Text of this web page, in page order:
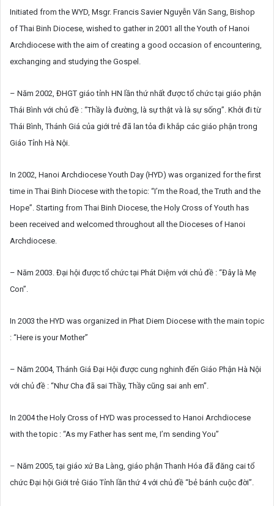
Initiated from the WYD, Msgr. Francis Savier Nguyễn Văn Sang, Bishop
of Thai Binh Diocese, wished to gather in 2001 all the Youth of Hanoi
Archdiocese with the aim of creating a good occasion of encountering,
exchanging and studying the Gospel.
– Năm 2002, ĐHGT giáo tỉnh HN lần thứ nhất được tổ chức tại giáo phận
Thái Bình với chủ đề : “Thầy là đường, là sự thật và là sự sống”. Khởi đi từ
Thái Bình, Thánh Giá của giới trẻ đã lan tỏa đi khắp các giáo phận trong
Giáo Tỉnh Hà Nội.
In 2002, Hanoi Archdiocese Youth Day (HYD) was organized for the first
time in Thai Binh Diocese with the topic: “I’m the Road, the Truth and the
Hope”. Starting from Thai Binh Diocese, the Holy Cross of Youth has
been received and welcomed throughout all the Dioceses of Hanoi
Archdiocese.
– Năm 2003. Đại hội được tổ chức tại Phát Diệm với chủ đề : “Đây là Mẹ
Con”.
In 2003 the HYD was organized in Phat Diem Diocese with the main topic
: “Here is your Mother”
– Năm 2004, Thánh Giá Đại Hội được cung nghinh đến Giáo Phận Hà Nội
với chủ đề : “Như Cha đã sai Thầy, Thầy cũng sai anh em”.
In 2004 the Holy Cross of HYD was processed to Hanoi Archdiocese
with the topic : “As my Father has sent me, I’m sending You”
– Năm 2005, tại giáo xứ Ba Làng, giáo phận Thanh Hóa đã đăng cai tổ
chức Đại hội Giới trẻ Giáo Tỉnh lần thứ 4 với chủ đề “bẻ bánh cuộc đời”.